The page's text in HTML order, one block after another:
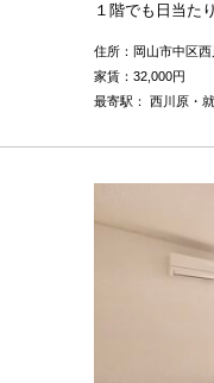
１階でも日当た
住所：岡山市中区
家賃： 32,000円
最寄駅： 西川原・